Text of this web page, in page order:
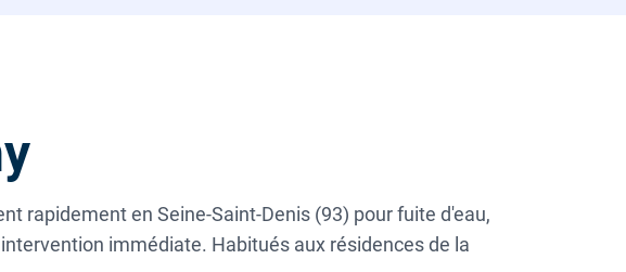
rapidement en Seine-Saint-Denis (93) pour fuite d'eau,
immédiate. Habitués aux résidences de la